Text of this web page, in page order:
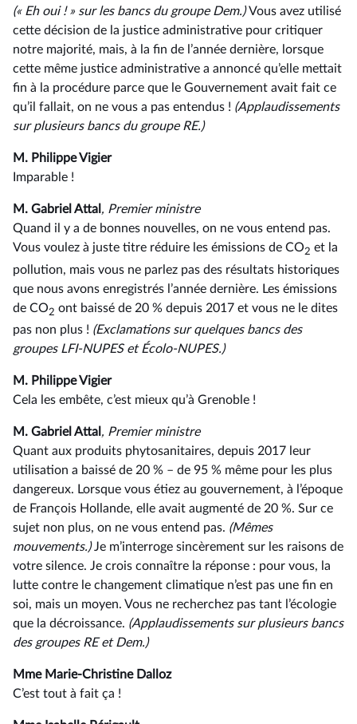
(« Eh oui ! » sur les bancs du groupe Dem.)Vous avez utilisé
cette décision de la justice administrative pour critiquer
notre majorité, mais, à la fin de l’année dernière, lorsque
cette même justice administrative a annoncé qu’elle mettait
fin à la procédure parce que le Gouvernement avait fait ce
qu’il fallait, on ne vous a pas entendus ! (Applaudissements
sur plusieurs bancs du groupe RE.)
M. Philippe Vigier
Imparable !
M. Gabriel Attal , Premier ministre
Quand il y a de bonnes nouvelles, on ne vous entend pas.
Vous voulez à juste titre réduire les émissions de CO2 et la
pollution, mais vous ne parlez pas des résultats historiques
que nous avons enregistrés l’année dernière. Les émissions
de CO2 ont baissé de 20 % depuis 2017 et vous ne le dites
pas non plus ! (Exclamations sur quelques bancs des
groupes LFI-NUPES et Écolo-NUPES.)
M. Philippe Vigier
Cela les embête, c’est mieux qu’à Grenoble !
M. Gabriel Attal , Premier ministre
Quant aux produits phytosanitaires, depuis 2017 leur
utilisation a baissé de 20 % –⁠ de 95 % même pour les plus
dangereux. Lorsque vous étiez au gouvernement, à l’époque
de François Hollande, elle avait augmenté de 20 %. Sur ce
sujet non plus, on ne vous entend pas. (Mêmes
mouvements.)Je m’interroge sincèrement sur les raisons de
votre silence. Je crois connaître la réponse : pour vous, la
lutte contre le changement climatique n’est pas une fin en
soi, mais un moyen. Vous ne recherchez pas tant l’écologie
que la décroissance. (Applaudissements sur plusieurs bancs
des groupes RE et Dem.)
Mme Marie-Christine Dalloz
C’est tout à fait ça !